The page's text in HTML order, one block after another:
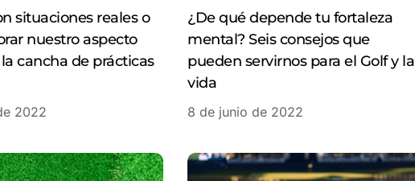
situaciones reales o
nuestro aspecto
cancha de prácticas
2022
¿De qué depende tu fortaleza
mental? Seis consejos que
pueden servirnos para el Golf y la
vida
8 de junio de 2022